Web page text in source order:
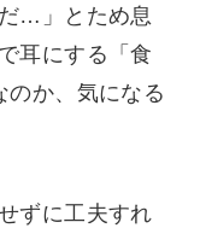
…」とため息
耳にする「食
のか、気になる
ずに工夫すれ